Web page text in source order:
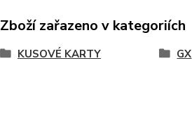
Zboží zařazeno v kategoriích
KUSOVÉ KARTY GX